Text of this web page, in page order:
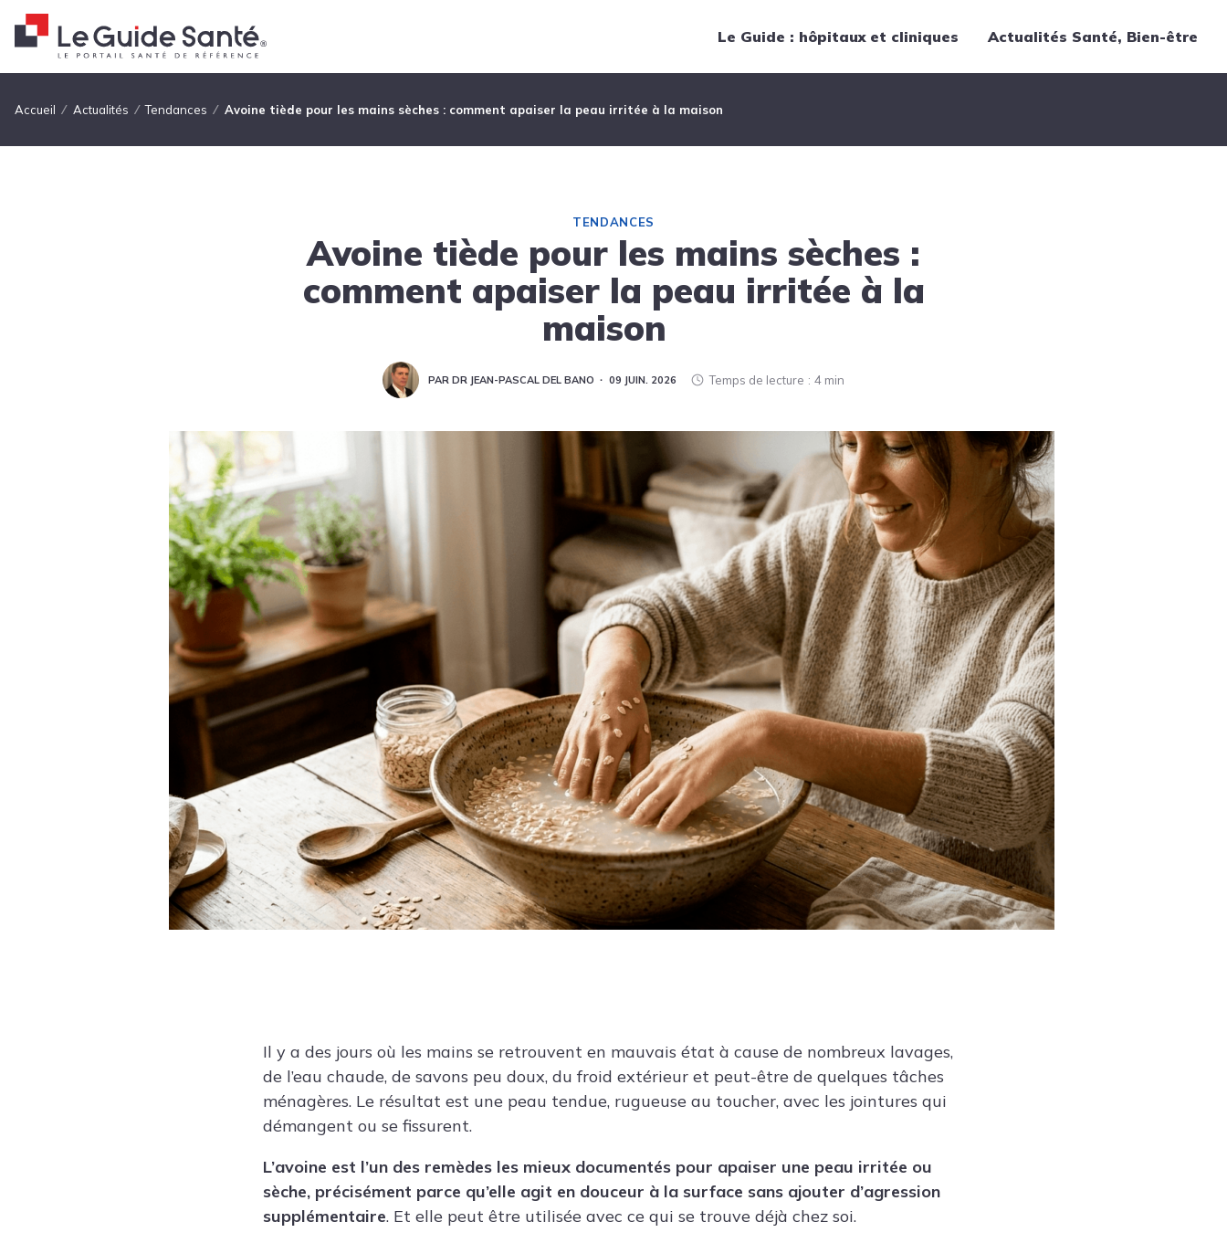
Le Guide : hôpitaux et cliniques Actualités Santé, Bien-être
Medical News in English
Fil d'Ariane
Accueil Actualités Tendances Avoine tiède pour les mains sèches : comment apaiser la peau irritée à la maison
TENDANCES
Avoine tiède pour les mains sèches :
comment apaiser la peau irritée à la
maison
PAR DR JEAN-PASCAL DEL BANO 09 JUIN. 2026 Temps de lecture 4 min
Il y a des jours où les mains se retrouvent en mauvais état à cause de nombreux lavages,
de l’eau chaude, de savons peu doux, du froid extérieur et peut-être de quelques tâches
ménagères. Le résultat est une peau tendue, rugueuse au toucher, avec les jointures qui
démangent ou se fissurent.
L’avoine est l’un des remèdes les mieux documentés pour apaiser une peau irritée ou
sèche, précisément parce qu’elle agit en douceur à la surface sans ajouter d’agression
supplémentaire. Et elle peut être utilisée avec ce qui se trouve déjà chez soi.